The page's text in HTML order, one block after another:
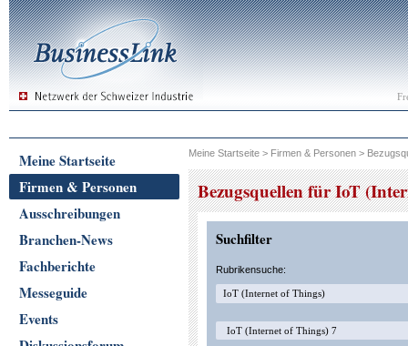
Meine Startseite
Firmen & Personen
Ausschreibungen
Branchen-News
Fachberichte
Messeguide
Events
Meine Startseite > Firmen & Personen >
Bezugsquellen für IoT
Suchfilter
Rubrikensuche: